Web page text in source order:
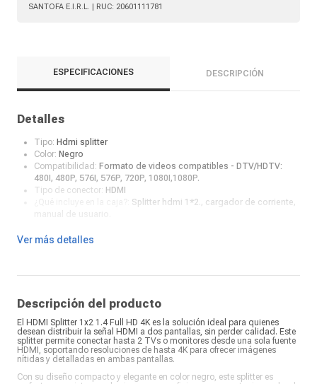
SANTOFA E.I.R.L. | RUC: 20601111781
ESPECIFICACIONES DESCRIPCIÓN
Detalles
Tipo: Hdmi splitter
Color: Negro
Compatibilidad: Formato de videos compatibles - DTV/HDTV:
480I, 480P, 576I, 576P, 720P, 1080I,1080P.
Tipo de conector: HDMI
Splitter hdmi 1*2., cargador de corriente,
Ver más detalles
Descripción del producto
El HDMI Splitter 1x2 1.4 Full HD 4K es la solución ideal para quienes
desean distribuir la señal HDMI a dos pantallas, sin perder calidad. Este
splitter permite conectar hasta 2 TVs o monitores desde una sola fuente
HDMI, soportando resoluciones de hasta 4K para ofrecer imágenes
nítidas y detalladas en ambas pantallas.
Con su diseño compacto y elegante en color negro, este splitter es